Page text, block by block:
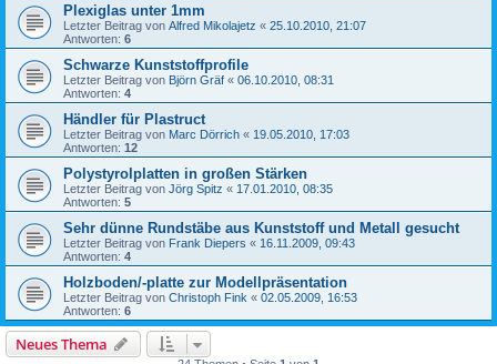
Plexiglas unter 1mm
Letzter Beitrag von Alfred Mikolajetz « 25.10.2010, 21:07
Antworten: 6
Schwarze Kunststoffprofile
Letzter Beitrag von Björn Gräf « 06.10.2010, 08:31
Antworten: 4
Händler für Plastruct
Letzter Beitrag von Marc Dörrich « 19.05.2010, 17:03
Antworten: 12
Polystyrolplatten in großen Stärken
Letzter Beitrag von Jörg Spitz « 17.01.2010, 08:35
Antworten: 5
Sehr dünne Rundstäbe aus Kunststoff und Metall gesucht
Letzter Beitrag von Frank Diepers « 16.11.2009, 09:43
Antworten: 4
Holzboden/-platte zur Modellpräsentation
Letzter Beitrag von Christoph Fink « 02.05.2009, 16:53
Antworten: 6
Neues Thema